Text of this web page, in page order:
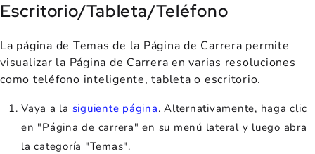
Escritorio/Tableta/Teléfono
La página de Temas de la Página de Carrera permite
visualizar la Página de Carrera en varias resoluciones
como teléfono inteligente, tableta o escritorio.
Vaya a la siguiente página. Alternativamente, haga clic
en "Página de carrera" en su menú lateral y luego abra
la categoría "Temas".